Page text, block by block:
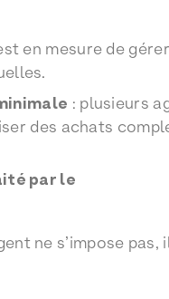
en mesure de
: plusieurs
des achats
par le
ne s’impose pas,